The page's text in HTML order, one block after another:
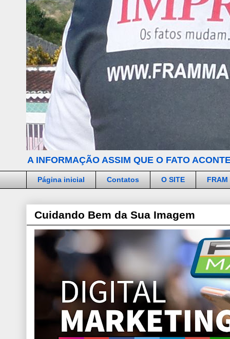
A INFORMAÇÃO ASSIM QUE O FATO
Página inicial Contatos O SITE FRAM
Cuidando Bem da Sua Imagem